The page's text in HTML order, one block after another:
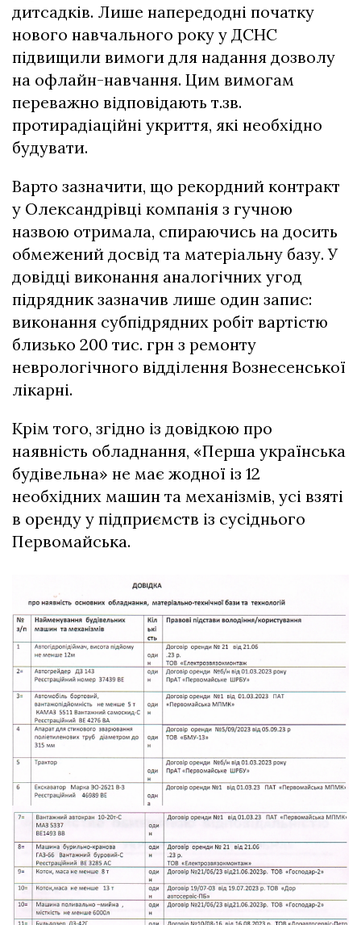
дитсадків. Лише напередодні початку
нового навчального року у ДСНС
підвищили вимоги для надання дозволу
на офлайн-навчання. Цим вимогам
переважно відповідають т.зв.
протирадіаційні укриття, які необхідно
будувати.
Варто зазначити, що рекордний контракт
у Олександрівці компанія з гучною
назвою отримала, спираючись на досить
обмежений досвід та матеріальну базу. У
довідці виконання аналогічних угод
підрядник зазначив лише один запис:
виконання субпідрядних робіт вартістю
близько 200 тис. грн з ремонту
неврологічного відділення Вознесенської
лікарні.
Крім того, згідно із довідкою про
наявність обладнання, «Перша українська
будівельна» не має жодної із 12
необхідних машин та механізмів, усі взяті
в оренду у підприємств із сусіднього
Первомайська.